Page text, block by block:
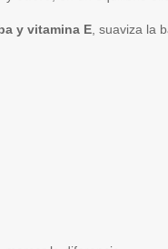
y vitamina E , suaviza la